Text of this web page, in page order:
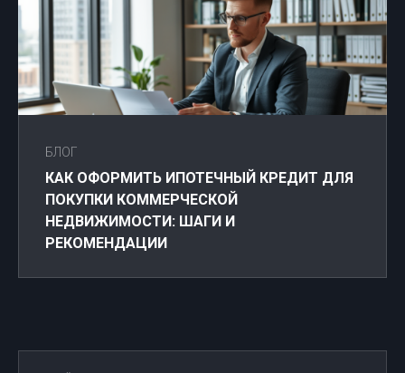
БЛОГ
КАК ОФОРМИТЬ ИПОТЕЧНЫЙ КРЕДИТ ДЛЯ
ПОКУПКИ КОММЕРЧЕСКОЙ
НЕДВИЖИМОСТИ: ШАГИ И
РЕКОМЕНДАЦИИ